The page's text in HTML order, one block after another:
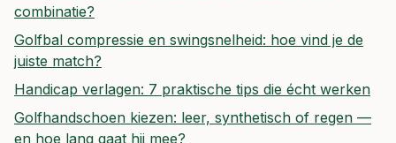
combinatie?
Golfbal compressie en swingsnelheid: hoe vind je de
juiste match?
Handicap verlagen: 7 praktische tips die écht werken
Golfhandschoen kiezen: leer, synthetisch of regen —
en hoe lang gaat hij mee?